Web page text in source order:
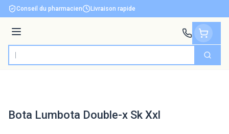
Aller au contenu
Conseil du pharmacien Livraison rapide
Menu
Rechercher
Bota Lumbota Double-x Sk Xxl